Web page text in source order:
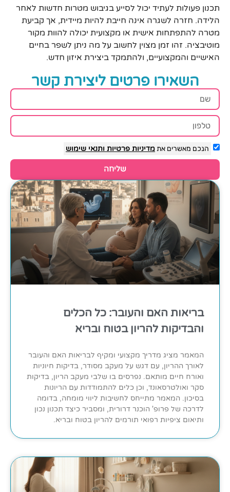
תכנון פעולות לעתיד יכול לסייע בגיבוש מטרות חדשות לאחר
הלידה. חזרה לשגרה אינה חייבת להיות מיידית, אך קביעת
מטרה להתפתחות אישית או מקצועית יכולה להוות מקור
מוטיבציה. זהו זמן מצוין לחשוב על מה ניתן לשפר בחיים
האישיים והמקצועיים, ולהתמקד ביצירת איזון חדש.
השאירו פרטים ליצירת קשר
הנכם מאשרים אתמדיניות פרטיות ותנאי שימוש
שליחה
בריאות האם והעובר: כל הכלים
והבדיקות להריון בטוח ובריא
המאמר מציג מדריך מקצועי ומקיף לבריאות האם והעובר
לאורך ההריון, עם דגש על מעקב מסודר, בדיקות חיוניות
ואורח חיים מותאם. נפרסים בו שלבי מעקב הריון, בדיקות
סקר ואולטרסאונד, וכן כלים להתמודדות עם הריונות
בסיכון. המאמר מתייחס לחשיבות ליווי מומחה, בדומה
לדרכה של פרופ' הוכנר דרורית, ומסביר כיצד תכנון נכון
ותיאום ציפיות רפואי תורמים להריון בטוח ובריא.